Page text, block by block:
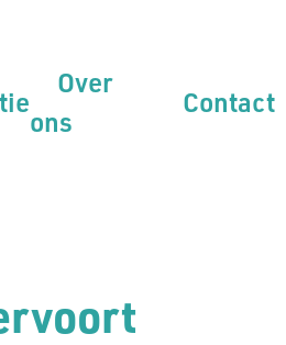
Over
ons
Contact